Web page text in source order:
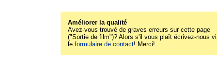
Améliorer la qualité
Avez-vous trouvé de graves erreurs sur cette page
("Sortie de film")? Alors s'il vous plaît écrivez-nous
le formulaire de contact! Merci!